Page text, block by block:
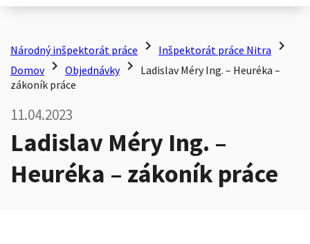
Národný inšpektorát práce chevron_right Inšpektorát práce Nitra chevron_right
Domov chevron_right Objednávky chevron_right Ladislav Méry Ing. – Heuréka –
zákoník práce
11.04.2023
Ladislav Méry Ing. –
Heuréka – zákoník práce